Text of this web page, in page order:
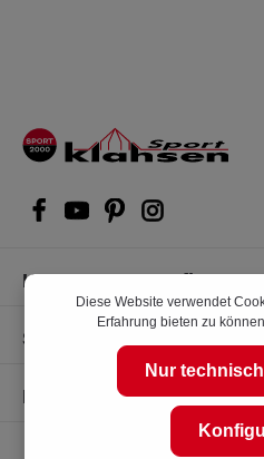
Kompetente
Shop Service
Informationen
Diese Website verwendet
Erfahrung bieten zu
Nur